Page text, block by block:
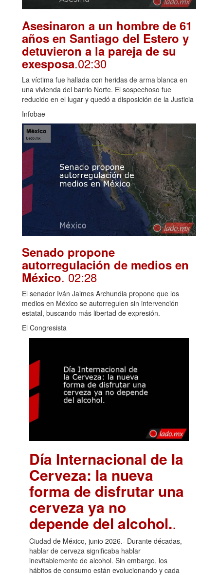
Asesinaron a un hombre de 61
años en Santiago del Estero y
detuvieron a la pareja de su
exesposa.02:30
La víctima fue hallada con heridas de arma blanca en
una vivienda del barrio Norte. El sospechoso fue
reducido en el lugar y quedó a disposición de la Justicia
Infobae
Senado propone
autorregulación de medios en
México. 02:28
El senador Iván Jaimes Archundia propone que los
medios en México se autorregulen sin intervención
estatal, buscando más libertad de expresión.
El Congresista
Día Internacional de la
Cerveza: la nueva
forma de disfrutar una
cerveza ya no
depende del alcohol..
Ciudad de México, junio 2026.- Durante décadas,
hablar de cerveza significaba hablar
inevitablemente de alcohol. Sin embargo, los
hábitos de consumo están evolucionando y cada